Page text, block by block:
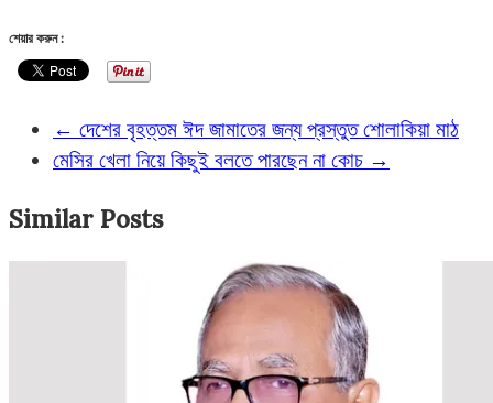
শেয়ার করুন :
← দেশের বৃহত্তম ঈদ জামাতের জন্য প্রস্তুত শোলাকিয়া মাঠ
মেসির খেলা নিয়ে কিছুই বলতে পারছেন না কোচ →
Similar Posts